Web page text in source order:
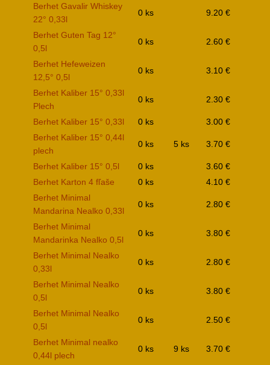
Berhet Gavalir Whiskey
22° 0,33l
0 ks 9.20 €
Berhet Guten Tag 12°
0,5l
0 ks 2.60 €
Berhet Hefeweizen
12,5° 0,5l
0 ks 3.10 €
Berhet Kaliber 15° 0,33l
Plech
0 ks 2.30 €
Berhet Kaliber 15° 0,33l 0 ks
3.00 €
Berhet Kaliber 15° 0,44l
plech
0 ks 5 ks 3.70 €
Berhet Kaliber 15° 0,5l 0 ks
3.60 €
Berhet Karton 4 fľaše
0 ks
4.10 €
Berhet Minimal
Mandarina Nealko 0,33l
0 ks 2.80 €
Berhet Minimal
Mandarinka Nealko 0,5l
0 ks 3.80 €
Berhet Minimal Nealko
0,33l
0 ks 2.80 €
Berhet Minimal Nealko
0,5l
0 ks 3.80 €
Berhet Minimal Nealko
0,5l
0 ks 2.50 €
Berhet Minimal nealko
0,44l plech
0 ks 9 ks 3.70 €